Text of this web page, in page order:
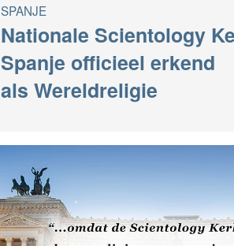
SPANJE
Nationale Scientology
Spanje officieel erkend
als Wereldreligie